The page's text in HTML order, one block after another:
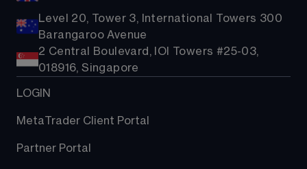
Level 20, Tower 3, International Towers 300
Barangaroo Avenue
2 Central Boulevard, IOI Towers #25-03,
018916, Singapore
LOGIN
MetaTrader Client Portal
Partner Portal